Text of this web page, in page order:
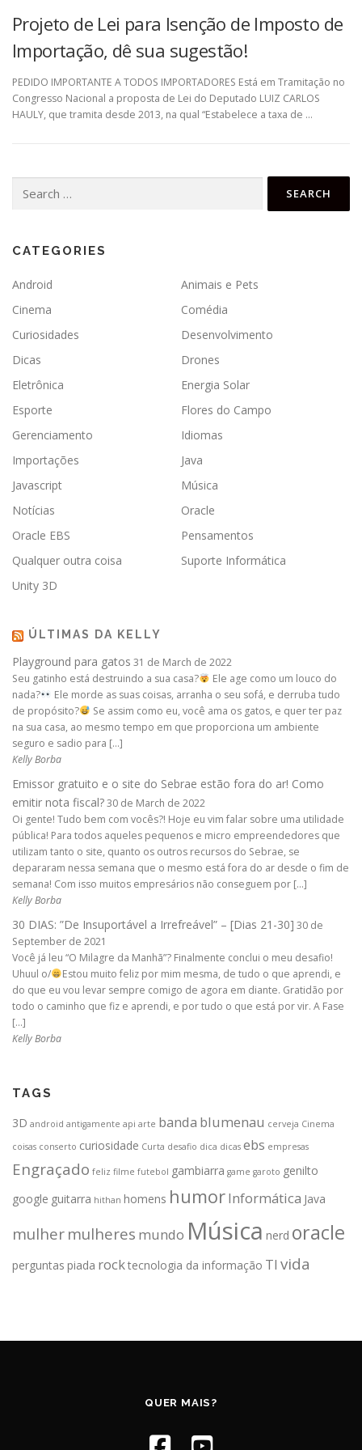
Projeto de Lei para Isenção de Imposto de
Importação, dê sua sugestão!
PEDIDO IMPORTANTE A TODOS IMPORTADORES Está em Tramitação no
Congresso Nacional a proposta de Lei do Deputado LUIZ CARLOS
HAULY, que tramita desde 2013, na qual “Estabelece a taxa de …
for:
CATEGORIES
Android
Animais e Pets
Cinema
Comédia
Curiosidades
Desenvolvimento
Dicas
Drones
Eletrônica
Energia Solar
Esporte
Flores do Campo
Gerenciamento
Idiomas
Importações
Java
Javascript
Música
Notícias
Oracle
Oracle EBS
Pensamentos
Qualquer outra coisa
Suporte Informática
Unity 3D
ÚLTIMAS DA KELLY
Playground para gatos 31 de March de 2022
Seu gatinho está destruindo a sua casa?
Ele age como um louco do
nada?
Ele morde as suas coisas, arranha o seu sofá, e derruba tudo
de propósito?
Se assim como eu, você ama os gatos, e quer ter paz
na sua casa, ao mesmo tempo em que proporciona um ambiente
seguro e sadio para […]
Kelly Borba
Emissor gratuito e o site do Sebrae estão fora do ar! Como
emitir nota fiscal?30 de March de 2022
Oi gente! Tudo bem com vocês?! Hoje eu vim falar sobre uma utilidade
pública! Para todos aqueles pequenos e micro empreendedores que
utilizam tanto o site, quanto os outros recursos do Sebrae, se
depararam nessa semana que o mesmo está fora do ar desde o fim de
semana! Com isso muitos empresários não conseguem por […]
Kelly Borba
30 DIAS: ”De Insuportável a Irrefreável” – [Dias 21-30] 30 de
September de 2021
Você já leu “O Milagre da Manhã”? Finalmente conclui o meu desafio!
Uhuul o/
Estou muito feliz por mim mesma, de tudo o que aprendi, e
do que eu vou levar sempre comigo de agora em diante. Gratidão por
todo o caminho que fiz e aprendi, e por tudo o que está por vir. A Fase
[…]
Kelly Borba
TAGS
3D android antigamente api arte banda blumenau cerveja Cinema
coisas conserto curiosidade Curta desafio dica dicas ebs empresas
Engraçado feliz filme futebol gambiarra game garoto genilto
google guitarra hithan homens humorInformática Java
mulher mulheres mundo Música nerd oracle
perguntas piada rocktecnologia da informação TI vida
QUER MAIS?